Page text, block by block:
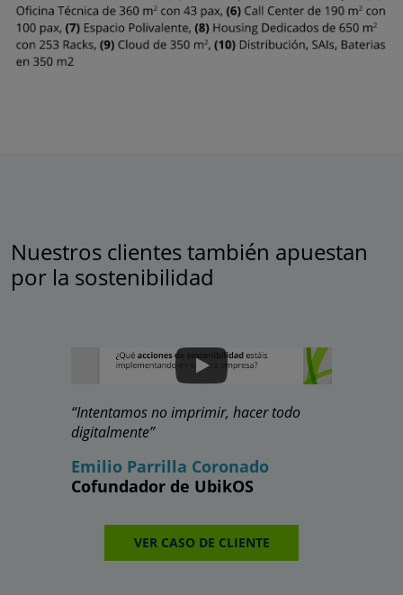
Nuestros clientes también apuestan
por la sostenibilidad
“Intentamos no imprimir, hacer todo
digitalmente”
Emilio Parrilla Coronado
Cofundador de UbikOS
VER CASO DE CLIENTE